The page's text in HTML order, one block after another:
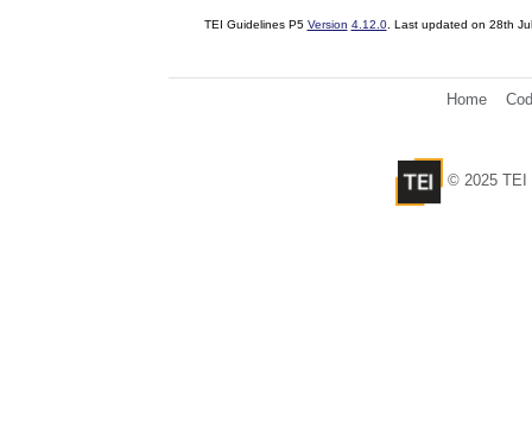
TEI Guidelines P5 Version 4.12.0. Last updated on 28th
Home
© 2025